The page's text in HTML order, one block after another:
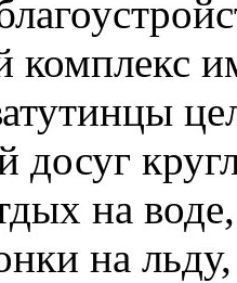
комплекс
досуг
на
на